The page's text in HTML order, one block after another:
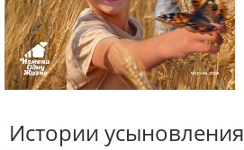
Истории усыновления